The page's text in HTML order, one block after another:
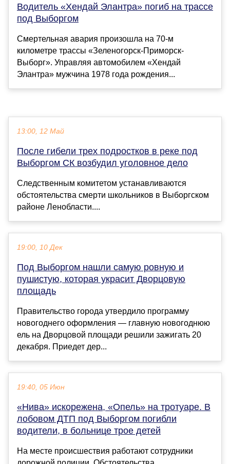
Водитель «Хендай Элантра» погиб на трассе
под Выборгом
Смертельная авария произошла на 70-м
километре трассы «Зеленогорск-Приморск-
Выборг». Управляя автомобилем «Хендай
Элантра» мужчина 1978 года рождения...
13:00, 12 Май
После гибели трех подростков в реке под
Выборгом СК возбудил уголовное дело
Следственным комитетом устанавливаются
обстоятельства смерти школьников в Выборгском
районе Ленобласти....
19:00, 10 Дек
Под Выборгом нашли самую ровную и
пушистую, которая украсит Дворцовую
площадь
Правительство города утвердило программу
новогоднего оформления — главную новогоднюю
ель на Дворцовой площади решили зажигать 20
декабря. Приедет дер...
19:40, 05 Июн
«Нива» искорежена, «Опель» на тротуаре. В
лобовом ДТП под Выборгом погибли
водители, в больнице трое детей
На месте происшествия работают сотрудники